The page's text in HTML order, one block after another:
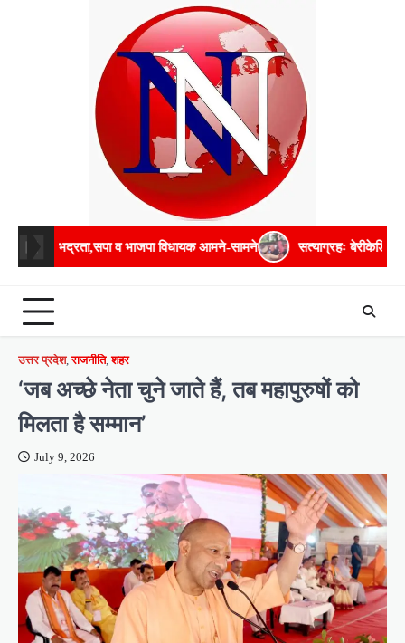
व भाजपा विधायक आमने-सामने सत्याग्रहः बेरीकेडिंग फांदकर चौराहे तक
उत्तर प्रदेश,राजनीति,शहर
‘जब अच्छे नेता चुने जाते हैं, तब महापुरुषों को
मिलता है सम्मान’
July 9, 2026